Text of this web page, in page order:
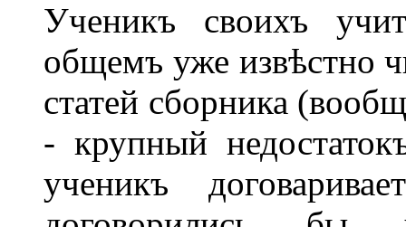
Ученикъ своихъ
общемъ уже извѣстно
статей сборника
- крупный
ученикъ